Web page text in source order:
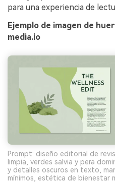
para una experiencia de
Ejemplo de imagen de
media.io
Prompt: diseño editorial de
limpia, verdes salvia y pera
y detalles oscuros en texto,
mínimos, estética de bienestar